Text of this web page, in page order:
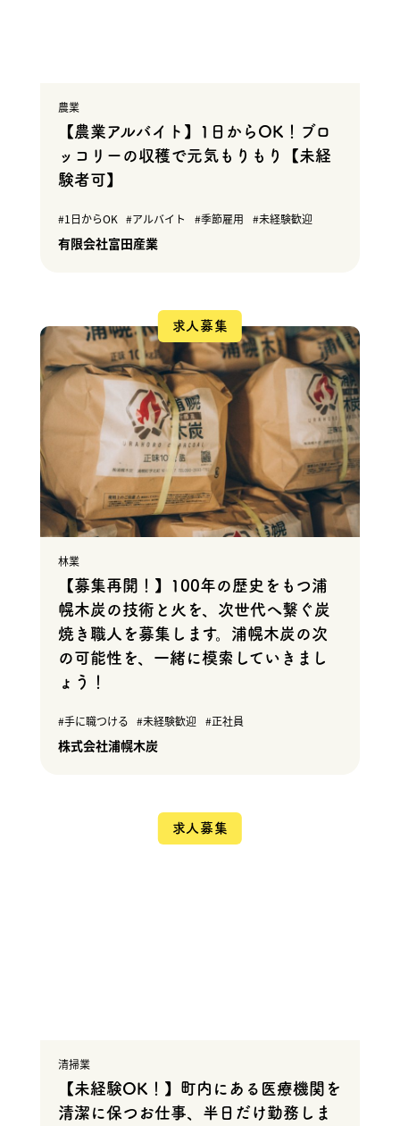
農業
【農業アルバイト】1日からOK！ブロ
ッコリーの収穫で元気もりもり【未経
験者可】
1日からOK アルバイト 季節雇用 未経験歓迎
有限会社富田産業
求人募集
林業
【募集再開！】100年の歴史をもつ浦
幌木炭の技術と火を、次世代へ繋ぐ炭
焼き職人を募集します。浦幌木炭の次
の可能性を、一緒に模索していきまし
ょう！
手に職つける 未経験歓迎 正社員
株式会社浦幌木炭
求人募集
清掃業
【未経験OK！】町内にある医療機関を
清潔に保つお仕事、半日だけ勤務しま